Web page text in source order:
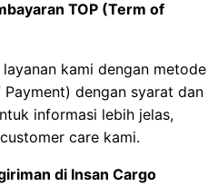
TOP (Term of
kami dengan metode
dengan syarat dan
informasi lebih jelas,
care kami.
di Insan Cargo